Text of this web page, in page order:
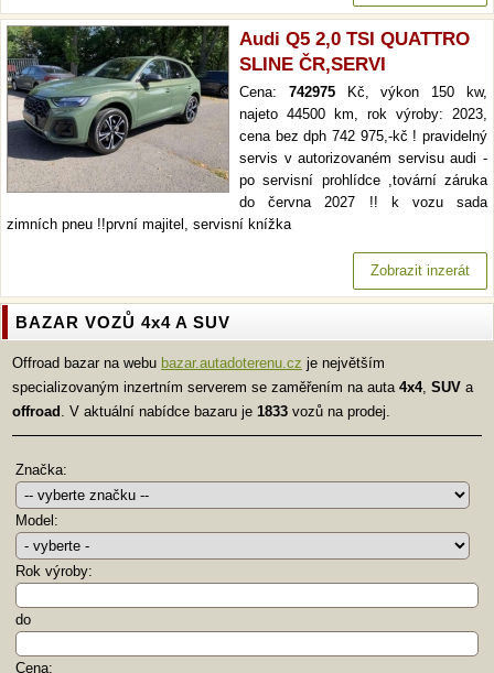
Audi Q5 2,0 TSI QUATTRO
SLINE ČR,SERVI
Cena: 742975Kč, výkon 150 kw,
najeto 44500 km, rok výroby: 2023,
cena bez dph 742 975,-kč ! pravidelný
servis v autorizovaném servisu audi -
po servisní prohlídce ,tovární záruka
do června 2027 !! k vozu sada
zimních pneu !!první majitel, servisní knížka
Zobrazit inzerát
BAZAR VOZŮ 4x4 A SUV
Offroad bazar na webu bazar.autadoterenu.cz je největším
specializovaným inzertním serverem se zaměřením na auta 4x4, SUV a
offroad . V aktuální nabídce bazaru je 1833 vozů na prodej.
Značka:
Model:
Rok výroby:
do
Cena: